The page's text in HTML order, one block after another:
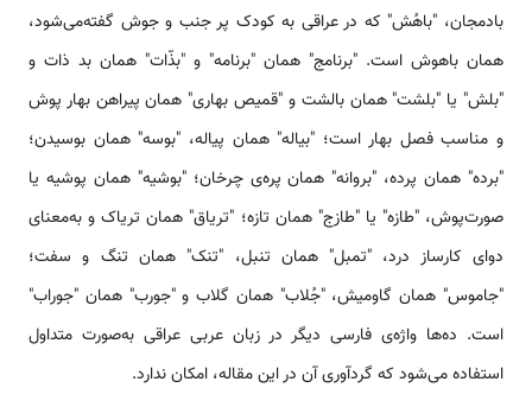
بادمجان، "باهُش" که در عراقی به کودک پر جنب و جوش گفته‌می‌شود،
همان باهوش است. "برنامج" همان "برنامه" و "بذّات" همان بد ذات و
"بلش" یا "بلشت" همان بالشت و "قمیص بهاری" همان پیراهن بهار پوش
و مناسب فصل بهار است؛ "بیاله" همان پیاله، "بوسه" همان بوسیدن؛
"برده" همان پرده، "بروانه" همان پره‌ی چرخان؛ "بوشیه" همان پوشیه یا
صورت‌پوش، "طازه" یا "طازج" همان تازه؛ "تریاق" همان تریاک و به‌معنای
دوای کارساز درد، "تمبل" همان تنبل، "تنک" همان تنگ و سفت؛
"جاموس" همان گاومیش، "جُلاب" همان گلاب و "جورب" همان "جوراب"
است. ده‌ها واژه‌ی فارسی دیگر در زبان عربی عراقی به‌صورت متداول
استفاده می‌شود که گردآوری آن در این مقاله، امکان ندارد.